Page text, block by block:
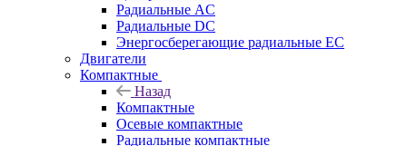
Радиальные AC
Радиальные DC
Энергосберегающие радиальные EC
Двигатели
Компактные
Назад
Компактные
Осевые компактные
Радиальные компактные